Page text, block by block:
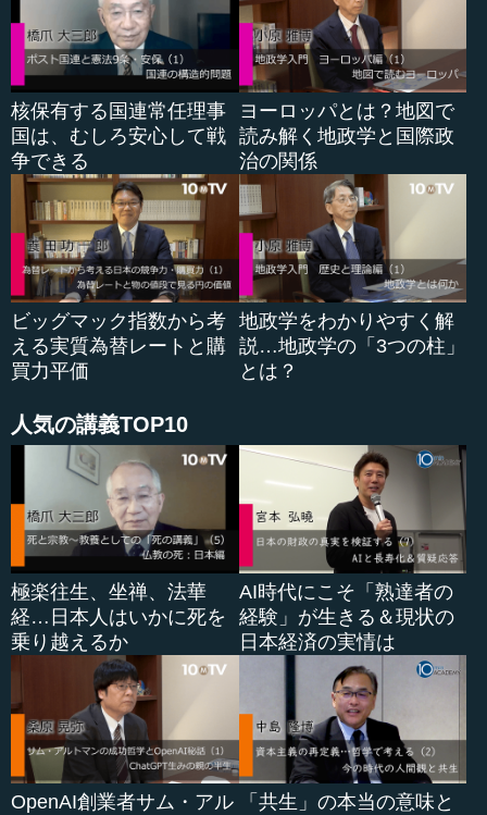
た。カストロの父はスペイン移民でしたが、非常に能力が
あり、たちまち地元の名士になった人です。カストロは、
比較的豊かな生活ができたのですが、農民の惨状を見て非
常に心を痛めます。
名門ハバナ大学の法学部に進み、弁護士になったカスト
ロは、農民や弱者の面倒を見続けました。しかしそうした
ことでは、彼らを救うことはできません。そこで、やはり
自分が立ち上がって武器を取り、革命を起こすしかないと
決心します。当時、モンカダとバヤモの2カ所に政府軍の兵
舎がありました。仲間と相談し、これを襲おうとします
が、武器を乗せたトラックが政府軍に気付かれてしまいま
す。門に到達する前から銃を打ち出してしまい、すぐに見
つかって、全員捕まえられてしまったのです。
人に連れて行かれ、軍に捕まった人のほとんどが殺される
中、生き延びることができました。つてを頼りにメキシコ
に避難し、しばらくの間、充電するこ...
核保有する国連常任理事
国は、むしろ安心して戦
争できる
ヨーロッパとは？地図で
読み解く地政学と国際政
治の関係
ビッグマック指数から考
える実質為替レートと購
買力平価
地政学をわかりやすく解
説…地政学の「3つの柱」
とは？
人気の講義TOP10
極楽往生、坐禅、法華
経…日本人はいかに死を
乗り越えるか
AI時代にこそ「熟達者の
経験」が生きる＆現状の
日本経済の実情は
OpenAI創業者サム・アル
「共生」の本当の意味と